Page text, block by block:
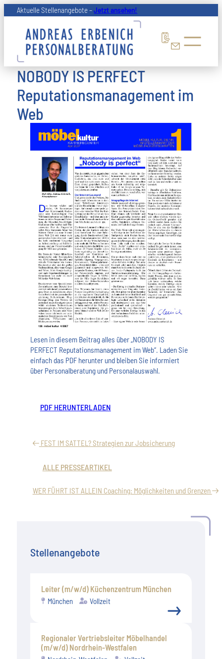
Inhalt
springen
Aktuelle Stellenangebote –Jetzt ansehen!
NOBODY IS PERFECT
Reputationsmanagement im
Web
Lesen in diesem Beitrag alles über „NOBODY IS
PERFECT Reputationsmanagement im Web“. Laden Sie
einfach das PDF herunter und bleiben Sie informiert
über Personalberatung und Personalauswahl.
PDF HERUNTERLADEN
FEST IM SATTEL? Strategien zur Jobsicherung
ALLE PRESSEARTIKEL
WER FÜHRT IST ALLEIN Coaching: Möglichkeiten und Grenzen
Stellenangebote
Leiter (m/w/d) Küchenzentrum München
München Vollzeit
Regionaler Vertriebsleiter Möbelhandel
(m/w/d) Nordrhein-Westfalen